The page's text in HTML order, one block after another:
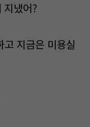
지냈어?
지금은 미용실